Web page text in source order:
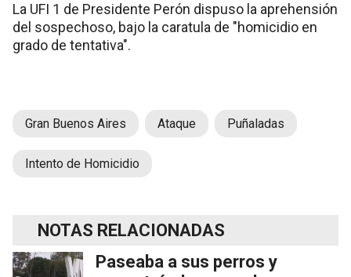
La UFI 1 de Presidente Perón dispuso la aprehensión
del sospechoso, bajo la caratula de "homicidio en
grado de tentativa".
Gran Buenos Aires Ataque Puñaladas
Intento de Homicidio
NOTAS RELACIONADAS
Paseaba a sus perros y